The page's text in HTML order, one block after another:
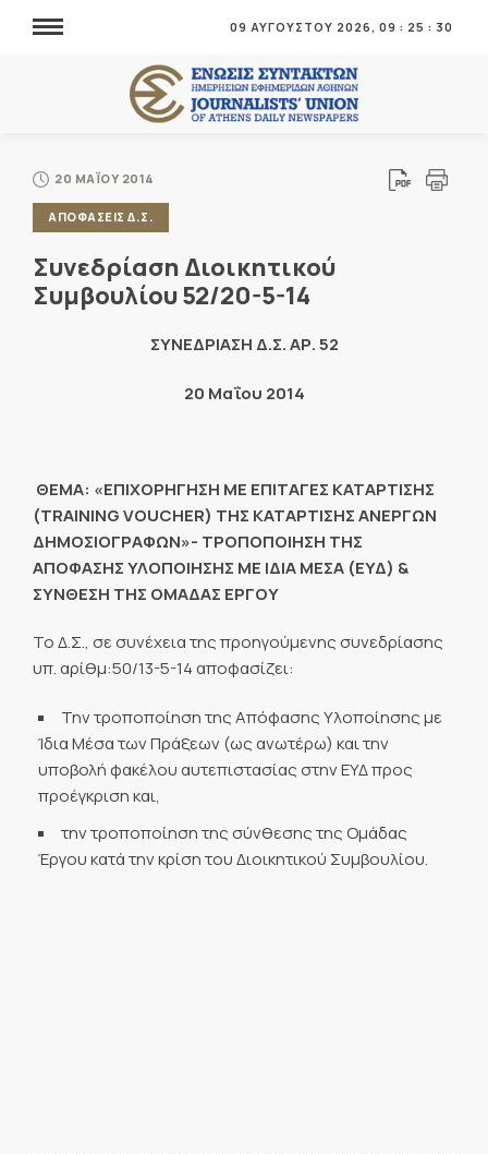
09 ΑΥΓΟΥΣΤΟΥ 2026, 09 : 25 : 31
20 ΜΑΪΟΥ 2014
ΑΠΟΦΑΣΕΙΣ Δ.Σ.
Συνεδρίαση Διοικητικού
Συμβουλίου 52/20-5-14
ΣΥΝΕΔΡΙΑΣΗ Δ.Σ. ΑΡ. 52
20 Μαΐου 2014
ΘΕΜΑ: «ΕΠΙΧΟΡΗΓΗΣΗ ΜΕ ΕΠΙΤΑΓΕΣ ΚΑΤΑΡΤΙΣΗΣ
(TRAINING VOUCHER) ΤΗΣ ΚΑΤΑΡΤΙΣΗΣ ΑΝΕΡΓΩΝ
ΔΗΜΟΣΙΟΓΡΑΦΩΝ»- ΤΡΟΠΟΠΟΙΗΣΗ ΤΗΣ
ΑΠΟΦΑΣΗΣ ΥΛΟΠΟΙΗΣΗΣ ΜΕ ΙΔΙΑ ΜΕΣΑ (ΕΥΔ) &
ΣΥΝΘΕΣΗ ΤΗΣ ΟΜΑΔΑΣ ΕΡΓΟΥ
Το Δ.Σ., σε συνέχεια της προηγούμενης συνεδρίασης
υπ. αρίθμ:50/13-5-14 αποφασίζει:
Την τροποποίηση της Απόφασης Υλοποίησης με
Ίδια Μέσα των Πράξεων (ως ανωτέρω) και την
υποβολή φακέλου αυτεπιστασίας στην ΕΥΔ προς
προέγκριση και,
την τροποποίηση της σύνθεσης της Ομάδας
Έργου κατά την κρίση του Διοικητικού Συμβουλίου.